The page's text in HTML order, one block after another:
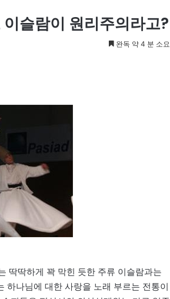
슬람이 원리주의라고?
완독 약 4 분 소요
딱딱하게 꽉 막힌 듯한 주류 이슬람과는
하나님에 대한 사랑을 노래 부르는 전통이